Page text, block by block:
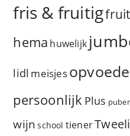
fris & fruitig
hema huwelijk
lidl meisjes
persoonlijk Plus puber
wijn school tiener